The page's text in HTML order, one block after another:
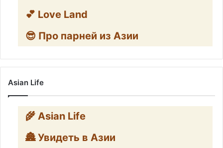
💕 Love Land
😎 Про парней из Азии
Asian Life
🌾 Asian Life
🏯 Увидеть в Азии